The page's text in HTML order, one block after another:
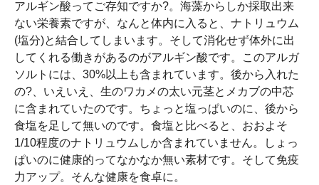
アルギン酸ってご存知ですか?。海藻からしか採取出来
ない栄養素ですが、なんと体内に入ると、ナトリュウム
(塩分)と結合してしまいます。そして消化せず体外に出
してくれる働きがあるのがアルギン酸です。このアルガ
ソルトには、30%以上も含まれています。後から入れた
の?、いえいえ、生のワカメの太い元茎とメカブの中芯
に含まれていたのです。ちょっと塩っぱいのに、後から
食塩を足して無いのです。食塩と比べると、おおよそ
1/10程度のナトリュウムしか含まれていません。しょっ
ぱいのに健康的ってなかなか無い素材です。そして免疫
力アップ。そんな健康を食卓に。